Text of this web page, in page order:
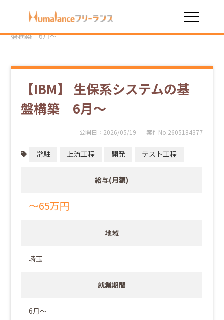
HOME 勤務スタイル
盤構築 6月～
【IBM】 生保系システムの基
盤構築 6月～
公開日： 2026/05/19 案件No.2605184377
常駐 上流工程 開発 テスト工程
給与(月額)
～65万円
地域
埼玉
就業期間
6月～